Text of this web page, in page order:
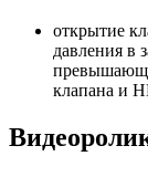
открытие
давления в
клапана и